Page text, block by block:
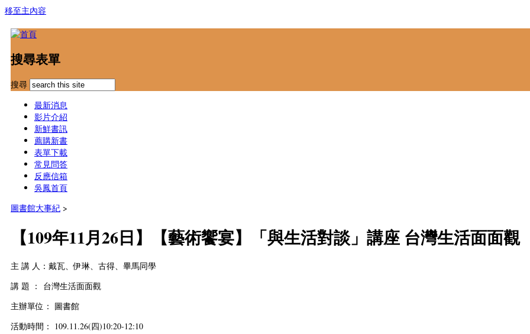
移至主內容
搜尋表單
搜尋
最新消息
影片介紹
新鮮書訊
薦購新書
表單下載
常見問答
反應信箱
吳鳳首頁
圖書館大事紀 >
【109年11月26日】【藝術饗宴】「與生活對談」講座 台灣生活面面觀
主 講 人：戴瓦、伊琳、古得、畢馬同學
講 題 ： 台灣生活面面觀
主辦單位： 圖書館
活動時間： 109.11.26(四)10:20-12:10